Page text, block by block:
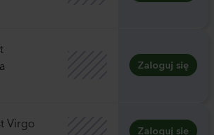
Zaloguj się
Virgo
Zaloguj się